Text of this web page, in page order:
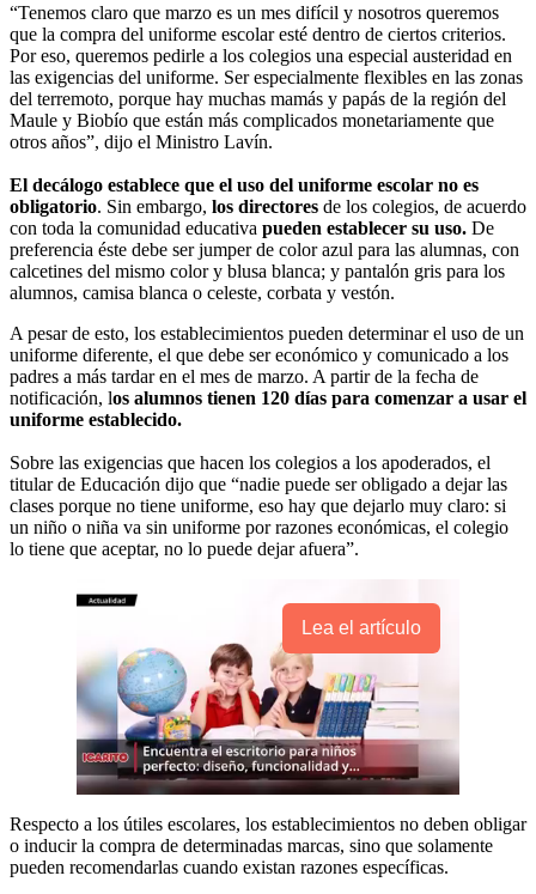
“Tenemos claro que marzo es un mes difícil y nosotros queremos
que la compra del uniforme escolar esté dentro de ciertos criterios.
Por eso, queremos pedirle a los colegios una especial austeridad en
las exigencias del uniforme. Ser especialmente flexibles en las zonas
del terremoto, porque hay muchas mamás y papás de la región del
Maule y Biobío que están más complicados monetariamente que
otros años”, dijo el Ministro Lavín.
El decálogo establece que el uso del uniforme escolar no es
obligatorio. Sin embargo, los directores de los colegios, de acuerdo
con toda la comunidad educativa pueden establecer su uso. De
preferencia éste debe ser jumper de color azul para las alumnas, con
calcetines del mismo color y blusa blanca; y pantalón gris para los
alumnos, camisa blanca o celeste, corbata y vestón.
A pesar de esto, los establecimientos pueden determinar el uso de un
uniforme diferente, el que debe ser económico y comunicado a los
padres a más tardar en el mes de marzo. A partir de la fecha de
notificación, los alumnos tienen 120 días para comenzar a usar el
uniforme establecido.
Sobre las exigencias que hacen los colegios a los apoderados, el
titular de Educación dijo que “nadie puede ser obligado a dejar las
clases porque no tiene uniforme, eso hay que dejarlo muy claro: si
un niño o niña va sin uniforme por razones económicas, el colegio
lo tiene que aceptar, no lo puede dejar afuera”.
Lea el artículo
Respecto a los útiles escolares, los establecimientos no deben obligar
o inducir la compra de determinadas marcas, sino que solamente
pueden recomendarlas cuando existan razones específicas.